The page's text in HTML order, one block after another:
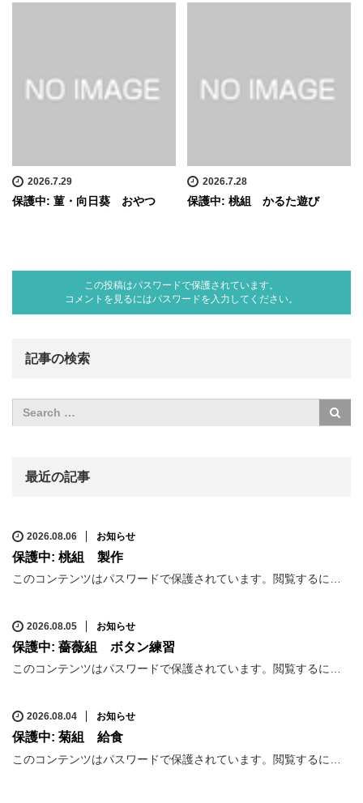
2026.7.29
保護中: 菫・向日葵 おやつ
2026.7.28
保護中: 桃組 かるた遊び
この投稿はパスワードで保護されています。
コメントを見るにはパスワードを入力してください。
記事の検索
最近の記事
2026.08.06 お知らせ
保護中: 桃組 製作
このコンテンツはパスワードで保護されています。閲覧するに…
2026.08.05 お知らせ
保護中: 薔薇組 ボタン練習
このコンテンツはパスワードで保護されています。閲覧するに…
2026.08.04 お知らせ
保護中: 菊組 給食
このコンテンツはパスワードで保護されています。閲覧するに…